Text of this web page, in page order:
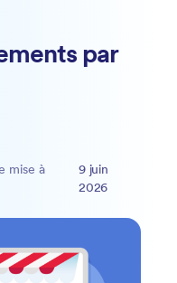
par
mise à
9 juin
2026